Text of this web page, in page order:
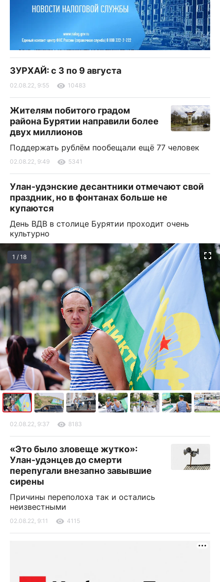
ЗУРХАЙ: с 3 по 9 августа
02.08.22, 9:55 10483
Жителям побитого градом
района Бурятии направили более
двух миллионов
Поддержать рублём пообещали ещё 77 человек
02.08.22, 9:49 5341
Улан-удэнские десантники отмечают свой
праздник, но в фонтанах больше не
купаются
День ВДВ в столице Бурятии проходит очень
культурно
1 / 18
02.08.22, 9:37 8183
«Это было зловеще жутко»:
Улан-удэнцев до смерти
перепугали внезапно завывшие
сирены
Причины переполоха так и остались
неизвестными
02.08.22, 9:11 4115